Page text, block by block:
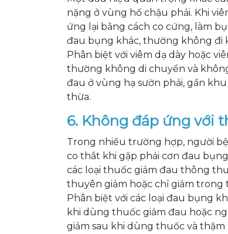
nặng ở vùng hố chậu phải. Khi
ứng lại bằng cách co cứng, làm
đau bụng khác, thường không đi
Phân biệt với viêm dạ dày hoặc
thường không di chuyển và
đau ở vùng hạ sườn phải, gần
thừa.
6. Không đáp ứng với
Trong nhiều trường hợp, người
co thắt khi gặp phải cơn đau
các loại thuốc giảm đau thông
thuyên giảm hoặc chỉ giảm trong
Phân biệt với các loại đau bụng
khi dùng thuốc giảm đau hoặc
giảm sau khi dùng thuốc và